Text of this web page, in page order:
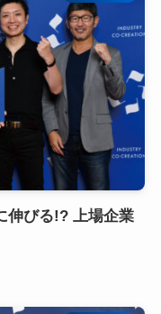
伸びる!? 上場企業